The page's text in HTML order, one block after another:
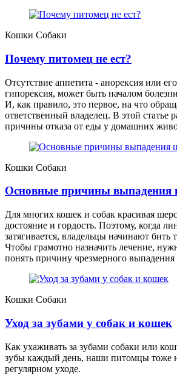
Кошки Собаки
Почему питомец не ест?
Отсутствие аппетита - анорексия или
гипорексия, может быть началом
И, как правило, это первое, на что
ответственный владелец. В этой статье
причины отказа от еды у домашних
Кошки Собаки
Основные причины выпадения
Для многих кошек и собак красивая
достояние и гордость. Поэтому, когда
затягивается, владельцы начинают бить
Чтобы грамотно назначить лечение,
понять причину чрезмерного выпадения
Кошки Собаки
Уход за зубами у собак и кошек
Как ухаживать за зубами собаки или
зубы каждый день, наши питомцы тоже
регулярном уходе.